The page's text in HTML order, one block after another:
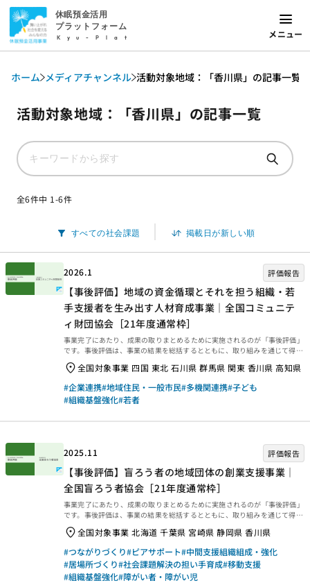
休眠預金活用
プラットフォーム
Kyu-Plat メニュー
ホーム メディアチャンネル 活動対象地域：「香川県」の記事一覧
活動対象地域：「香川県」の記事一覧
全6件中 1-6件
2026.1 評価報告
【事後評価】地域の資金循環とそれを担う組織・若
手支援者を生み出す人材育成事業｜全国コミュニテ
ィ財団協会［21年度通常枠］
事業完了にあたり、成果の取りまとめるために実施されるのが「事後評価」
です。事後評価は、事業の結果を総括するとともに、取り組みを通じて得ら
れた学びを今後に生かせるよう、提言や知見・教訓を整理するために行われ
ます。今回は、2025年3月末に事業完了した2021年度通常枠【地域の資金
循環とそれを担う組織・若手支援者を生み出す人材育成事業｜全国コミュニ
ティ財団協会［21年度通常枠］】の事後評価報告書をご紹介します。ぜひご
覧ください。 事業概要等 事業概要などは、以下のページからご覧くださ
い。 ・資金分配団体 ・実行団体 【事業基礎...
全国対象事業 四国 東北 石川県 群馬県 関東 香川県 高知県
#企業連携#地域住民・一般市民#多機関連携#子ども
#組織基盤強化#若者
2025.11 評価報告
【事後評価】盲ろう者の地域団体の創業支援事業｜
全国盲ろう者協会［21年度通常枠］
事業完了にあたり、成果の取りまとめるために実施されるのが「事後評価」
です。事後評価は、事業の結果を総括するとともに、取り組みを通じて得ら
れた学びを今後に生かせるよう、提言や知見・教訓を整理するために行われ
ます。今回は、2025年3月末に事業完了した2021年度通常枠【盲ろう者の
地域団体の創業支援事業｜全国盲ろう者協会［21年度通常枠］】の事後評
価報告書をご紹介します。ぜひご覧ください。 事業概要等 事業概要など
は、以下のページからご覧ください。 事後評価報告 事後評価報告書は、以
下の外部リンクからご覧ください。 ・資金分配団体 ・実行団体 【事業
全国対象事業 北海道 千葉県 宮崎県 静岡県 香川県
#つながりづくり#ピアサポート#中間支援組織組成・強化
#居場所づくり#社会課題解決の担い手育成#移動支援
#組織基盤強化#障がい者・障がい児